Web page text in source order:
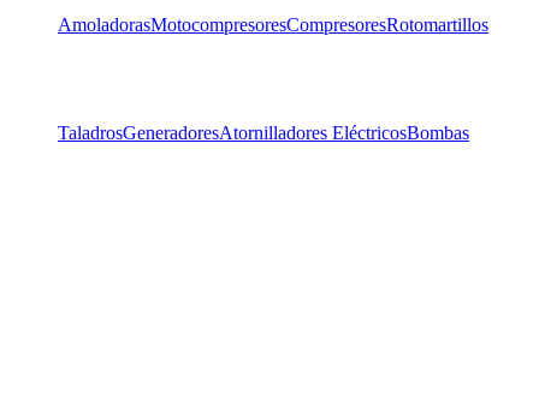
AmoladorasMotocompresoresCompresoresRotomartillos
TaladrosGeneradoresAtornilladores EléctricosBombas